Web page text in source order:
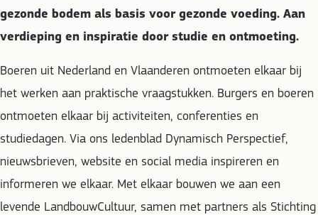
gezonde bodem als basis voor gezonde voeding. Aan
verdieping en inspiratie door studie en ontmoeting.
Boeren uit Nederland en Vlaanderen ontmoeten elkaar bij
het werken aan praktische vraagstukken. Burgers en boeren
ontmoeten elkaar bij activiteiten, conferenties en
studiedagen. Via ons ledenblad Dynamisch Perspectief,
nieuwsbrieven, website en social media inspireren en
informeren we elkaar. Met elkaar bouwen we aan een
levende LandbouwCultuur, samen met partners als Stichting